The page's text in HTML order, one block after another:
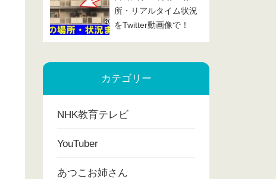
所・リアルタイム状況
をTwitter動画像で！
カテゴリー
NHK教育テレビ
YouTuber
あつこお姉さん